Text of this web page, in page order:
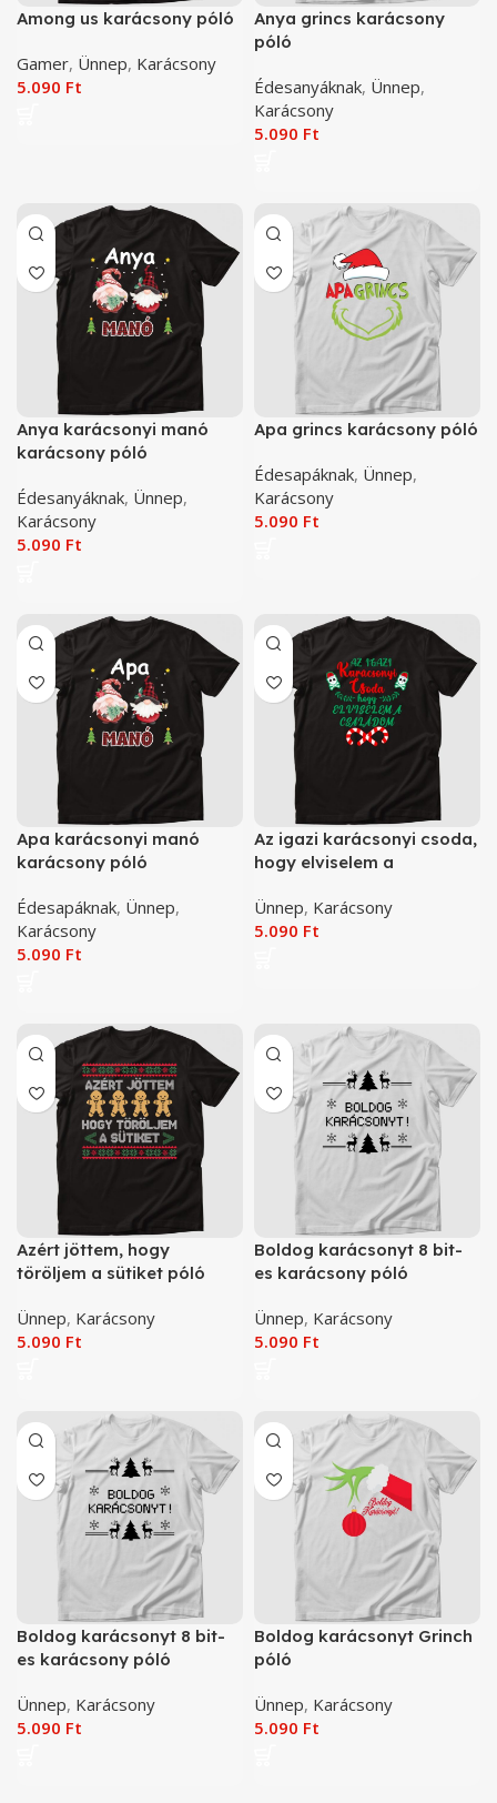
Among us karácsony póló
Gamer, Ünnep, Karácsony
5.090 Ft
Anya grincs karácsony
póló
Édesanyáknak, Ünnep,
Karácsony
5.090 Ft
Anya karácsonyi manó
karácsony póló
Édesanyáknak, Ünnep,
Karácsony
5.090 Ft
Apa grincs karácsony póló
Édesapáknak, Ünnep,
Karácsony
5.090 Ft
Apa karácsonyi manó
karácsony póló
Édesapáknak, Ünnep,
Karácsony
5.090 Ft
Az igazi karácsonyi csoda,
hogy elviselem a
Ünnep, Karácsony
5.090 Ft
Azért jöttem, hogy
töröljem a sütiket póló
Ünnep, Karácsony
5.090 Ft
Boldog karácsonyt 8 bit-
es karácsony póló
Ünnep, Karácsony
5.090 Ft
Boldog karácsonyt 8 bit-
es karácsony póló
Ünnep, Karácsony
5.090 Ft
Boldog karácsonyt Grinch
póló
Ünnep, Karácsony
5.090 Ft